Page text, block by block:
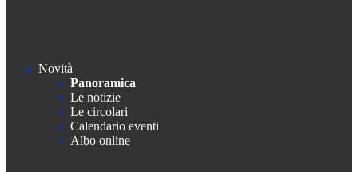
Novità
Panoramica
Le notizie
Le circolari
Calendario eventi
Albo online